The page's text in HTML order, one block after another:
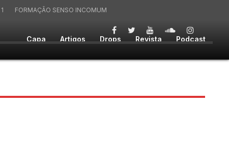
Capa Artigos Drops Revista Podcast
FORMAÇÃO SENSO INCOMUM